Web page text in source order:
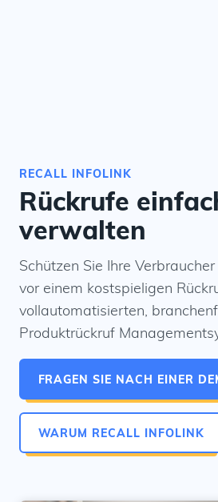
RECALL INFOLINK
Rückrufe
verwalten
Schützen Sie Ihre
vor einem kostspieligen
vollautomatisierten,
Produktrückruf
FRAGEN SIE NACH EINER
WARUM RECALL INFOLINK